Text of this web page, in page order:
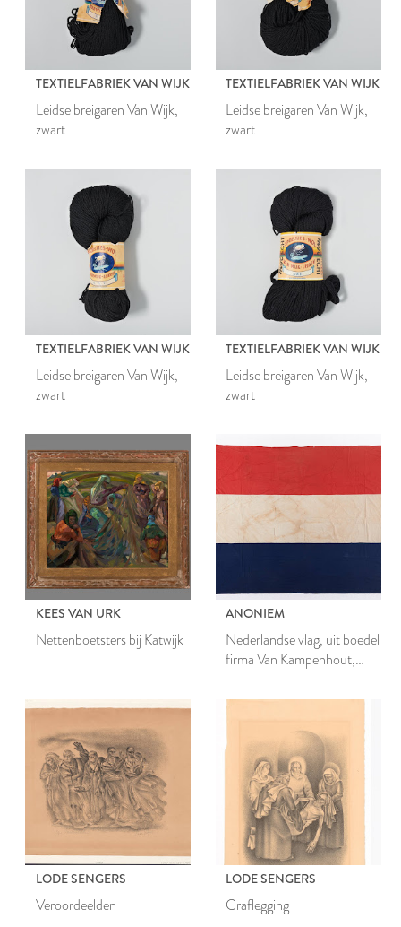
TEXTIELFABRIEK VAN WIJK
Leidse breigaren Van Wijk,
zwart
TEXTIELFABRIEK VAN WIJK
Leidse breigaren Van Wijk,
zwart
TEXTIELFABRIEK VAN WIJK
Leidse breigaren Van Wijk,
zwart
TEXTIELFABRIEK VAN WIJK
Leidse breigaren Van Wijk,
zwart
KEES VAN URK
Nettenboetsters bij Katwijk
ANONIEM
Nederlandse vlag, uit boedel
firma Van Kampenhout,
LODE SENGERS
Veroordeelden
LODE SENGERS
Graflegging